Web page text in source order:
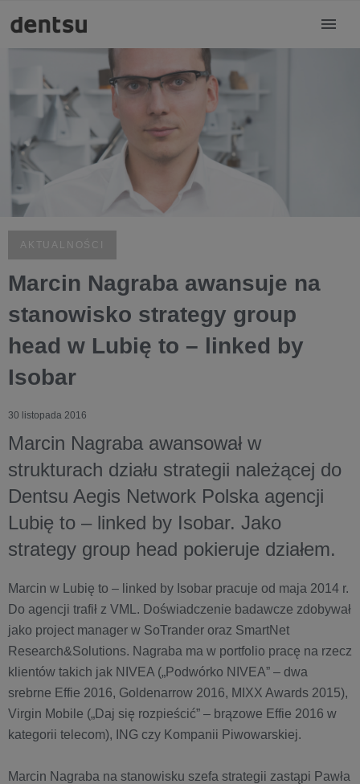
AKTUALNOŚCI
Marcin Nagraba awansuje na
stanowisko strategy group
head w Lubię to – linked by
Isobar
30 listopada 2016
Marcin Nagraba awansował w
strukturach działu strategii należącej do
Dentsu Aegis Network Polska agencji
Lubię to – linked by Isobar. Jako
strategy group head pokieruje działem.
Marcin w Lubię to – linked by Isobar pracuje od maja 2014 r.
Do agencji trafił z VML. Doświadczenie badawcze zdobywał
jako project manager w SoTrander oraz SmartNet
Research&Solutions. Nagraba ma w portfolio pracę na rzecz
klientów takich jak NIVEA („Podwórko NIVEA” – dwa
srebrne Effie 2016, Goldenarrow 2016, MIXX Awards 2015),
Virgin Mobile („Daj się rozpieścić” – brązowe Effie 2016 w
kategorii telecom), ING czy Kompanii Piwowarskiej.
Marcin Nagraba na stanowisku szefa strategii zastąpi Pawła